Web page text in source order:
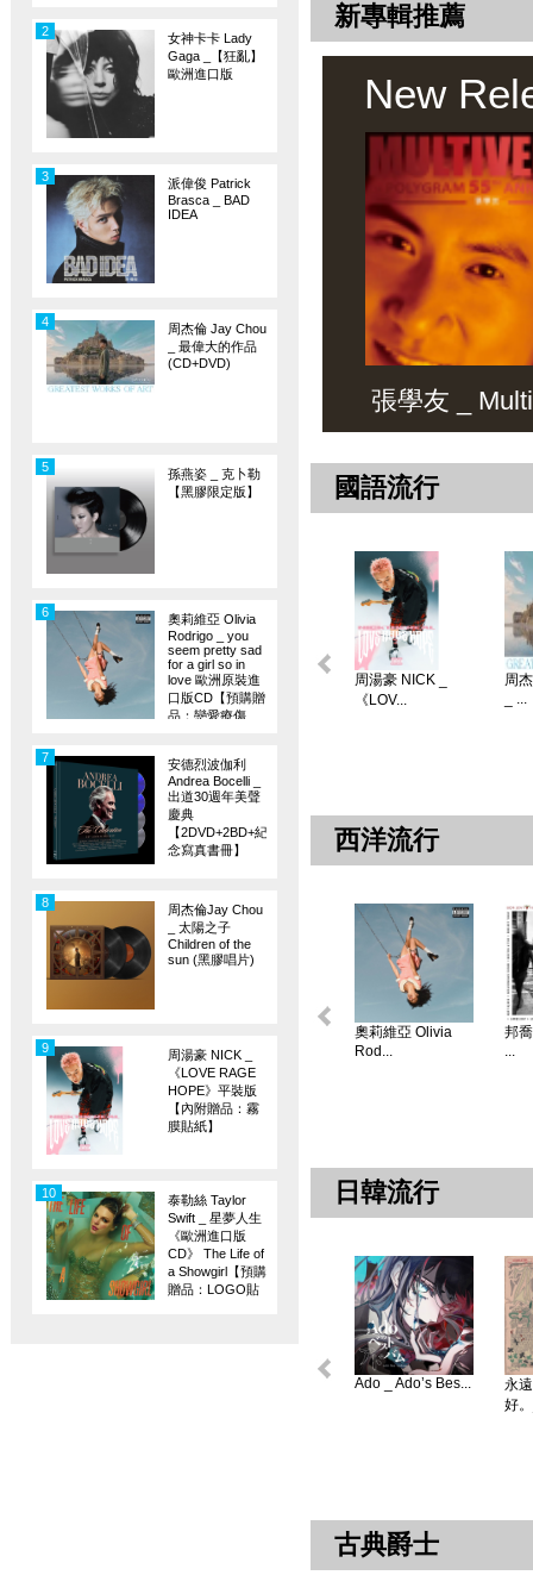
女神卡卡 Lady
Gaga _【狂亂】
歐洲進口版
2
派偉俊 Patrick
Brasca _ BAD
IDEA
3
周杰倫 Jay Chou
_ 最偉大的作品
(CD+DVD)
4
孫燕姿 _ 克卜勒
【黑膠限定版】
5
奧莉維亞 Olivia
Rodrigo _ you
seem pretty sad
for a girl so in
love 歐洲原裝進
口版CD【預購贈
品：戀愛療傷
6
安德烈波伽利
Andrea Bocelli _
出道30週年美聲
慶典
【2DVD+2BD+紀
念寫真書冊】
7
周杰倫Jay Chou
_ 太陽之子
Children of the
sun (黑膠唱片)
8
周湯豪 NICK _
《LOVE RAGE
HOPE》平裝版
【內附贈品：霧
膜貼紙】
9
泰勒絲 Taylor
Swift _ 星夢人生
《歐洲進口版
CD》 The Life of
a Showgirl【預購
贈品：LOGO貼
10
新專輯推薦
New
張學友 _
國語流行
周湯豪 NICK _
《LOV...
周
_ ...
西洋流行
奧莉維亞 Olivia
Rod...
邦
...
日韓流行
Ado _ Ado’s Bes...
永
好
古典爵士